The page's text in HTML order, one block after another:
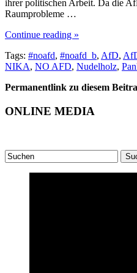
ihrer politischen Arbeit. Da die
Raumprobleme …
Continue reading »
Tags: #noafd, #noafd_b, AfD,
NIKA, NO AFD, Nudelholz,
Permanentlink zu diesem
ONLINE MEDIA